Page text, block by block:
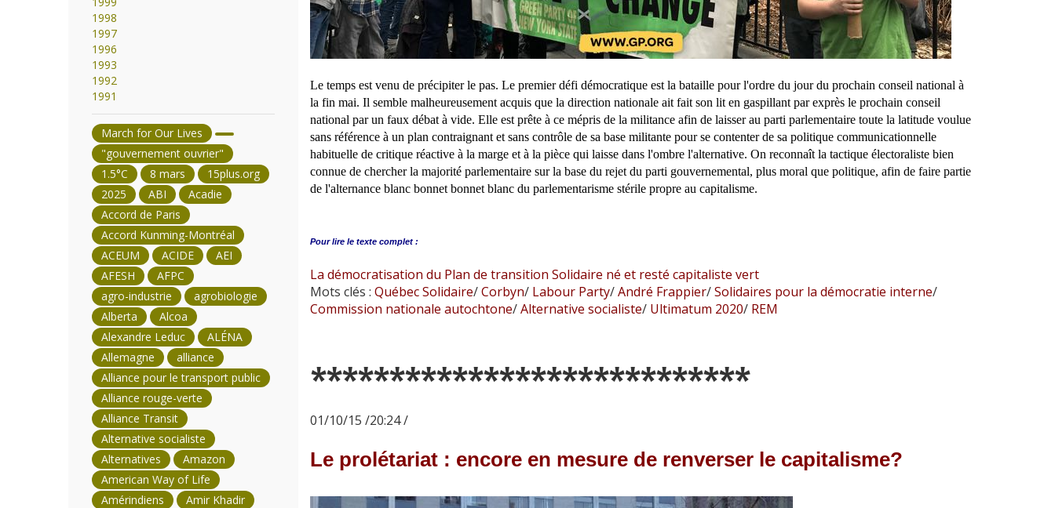
Le temps est venu de précipiter le pas. Le premier défi démocratique est la bataille pour l'ordre du jour du prochain conseil national à
la fin mai. Il semble malheureusement acquis que la direction nationale ait fait son lit en gaspillant par exprès le prochain conseil
national par un faux débat à vide. Elle est prête à ce mépris de la militance afin de laisser au parti parlementaire toute la latitude voulue
sans référence à un plan contraignant et sans contrôle de sa base militante pour se contenter de sa politique communicationnelle
habituelle de critique réactive à la marge et à la pièce qui laisse dans l'ombre l'alternative. On reconnaît la tactique électoraliste bien
connue de chercher la majorité parlementaire sur la base du rejet du parti gouvernemental, plus moral que politique, afin de faire partie
de l'alternance blanc bonnet bonnet blanc du parlementarisme stérile propre au capitalisme.
Pour lire le texte complet :
La démocratisation du Plan de transition Solidaire né et resté capitaliste vert
Mots clés : Québec Solidaire/Corbyn/Labour Party/André Frappier/Solidaires pour la démocratie interne/
Commission nationale autochtone/Alternative socialiste/Ultimatum 2020/REM
****************************
01/10/15 /20:24 /
Le prolétariat : encore en mesure de renverser le capitalisme?
1998
1997
1996
1993
1992
1991
March for Our Lives
"gouvernement ouvrier"
1.5°C
8 mars
15plus.org
2025
ABI
Acadie
Accord de Paris
Accord Kunming-Montréal
ACEUM
ACIDE
AEI
AFESH
AFPC
agro-industrie
agrobiologie
Alberta
Alcoa
Alexandre Leduc
ALÉNA
Allemagne
alliance
Alliance pour le transport public
Alliance rouge-verte
Alliance Transit
Alternative socialiste
Alternatives
Amazon
American Way of Life
Amérindiens
Amir Khadir